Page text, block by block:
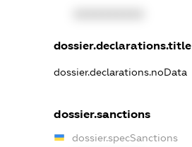
dossier.declarations.title
dossier.declarations.noData
dossier.sanctions
dossier.specSanctions